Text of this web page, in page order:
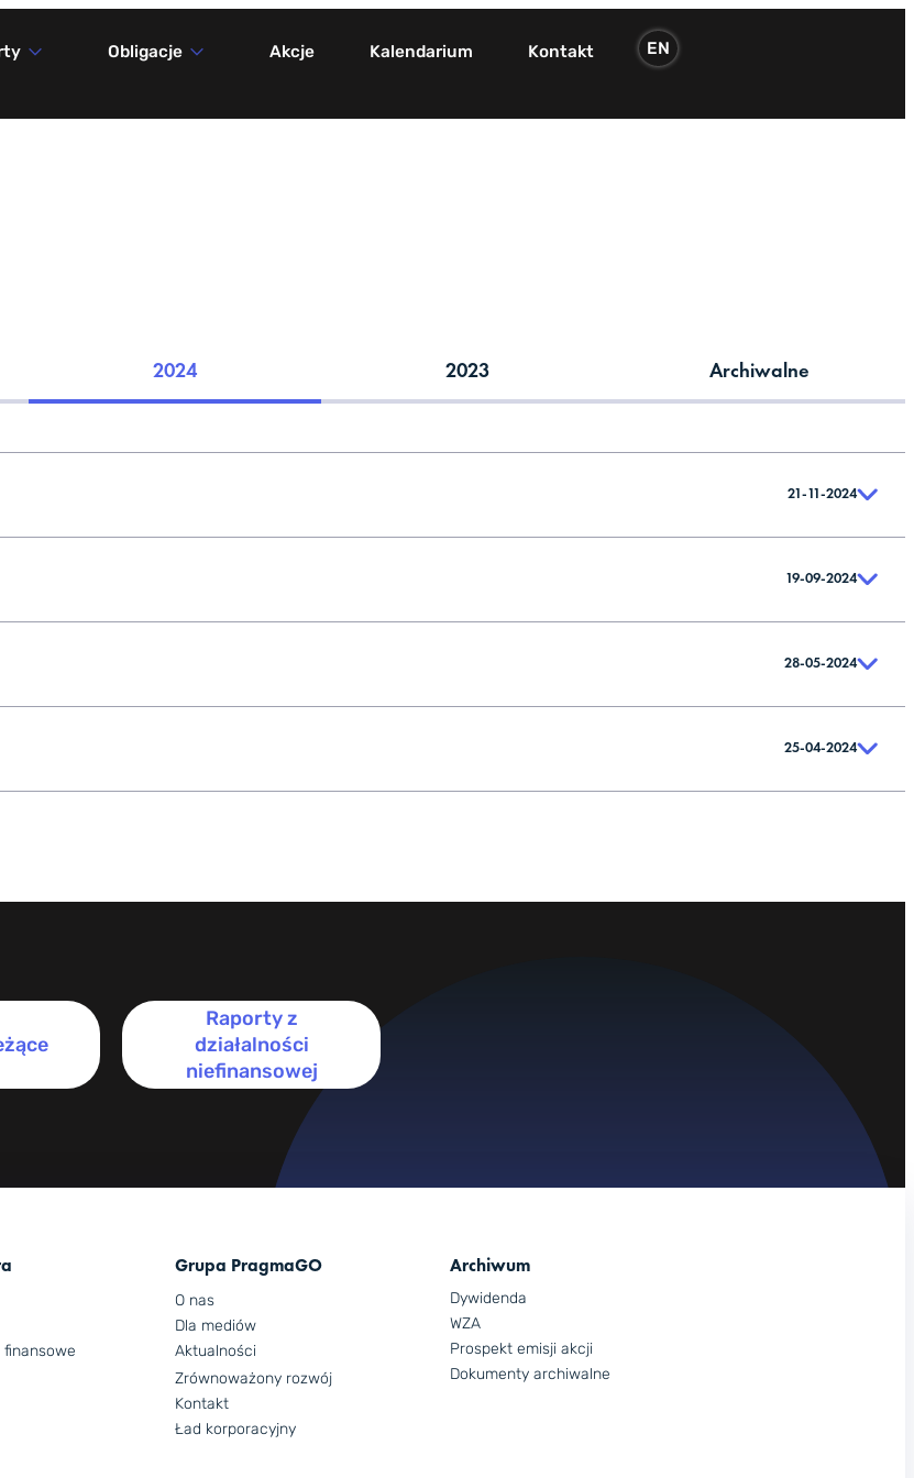
Obligacje Akcje Kalendarium Kontakt EN
2024 2023 Archiwalne
21-11-2024
19-09-2024
28-05-2024
25-04-2024
Raporty z
działalności
niefinansowej
finansowe
Grupa PragmaGO
O nas
Dla mediów
Aktualności
Zrównoważony rozwój
Kontakt
Ład korporacyjny
Archiwum
Dywidenda
WZA
Prospekt emisji akcji
Dokumenty archiwalne